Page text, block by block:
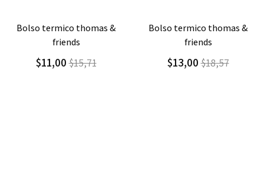
Agregar Detalle
bolso termico thomas &
friends
$13,00$18,57
Agregar Detalle
bolso termico ladybug
$13,00 $18,57